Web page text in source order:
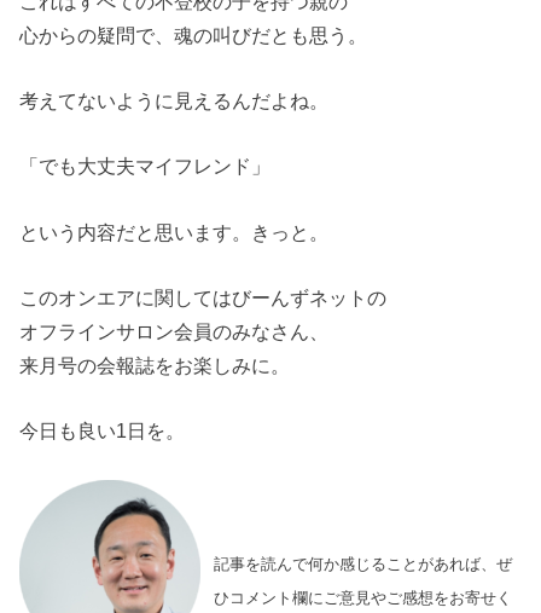
心からの疑問で、魂の叫びだとも思う。
考えてないように見えるんだよね。
「でも大丈夫マイフレンド」
という内容だと思います。きっと。
このオンエアに関してはびーんずネットの
オフラインサロン会員のみなさん、
来月号の会報誌をお楽しみに。
今日も良い1日を。
記事を読んで何か感じることがあれば、ぜ
ひコメント欄にご意見やご感想をお寄せく